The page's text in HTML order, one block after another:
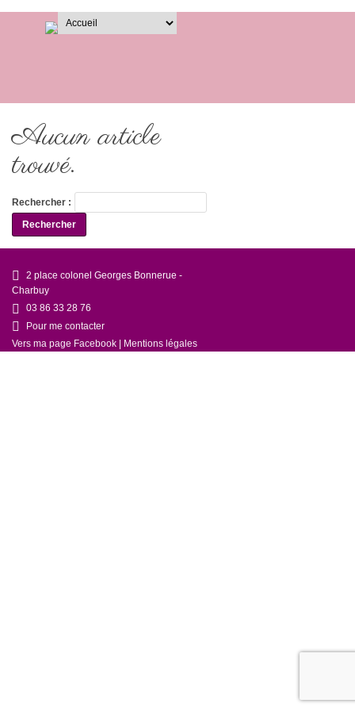
Aucun article
trouvé.
Rechercher :
2 place colonel Georges Bonnerue -
Charbuy
03 86 33 28 76
Pour me contacter
Vers ma page Facebook
Mentions légales